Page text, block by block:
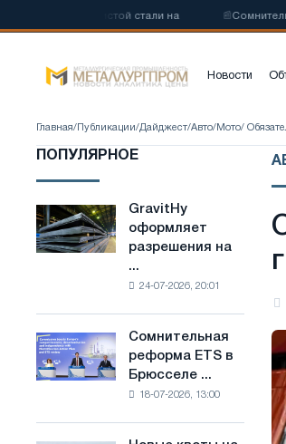
стали на
Новости
Главная/ Публикации/Дайджест/Авто/Мото/
ПОПУЛЯРНОЕ
GravitHy
оформляет
разрешения
строительство
производству
низкоуглеродистой
основе
GravitHy
оформляет
разрешения на
...
24-07-2026, 20:01
Сомнительная
реформа
ETS
Сомнительная
реформа ETS в
Брюсселе ...
18-07-2026, 13:00